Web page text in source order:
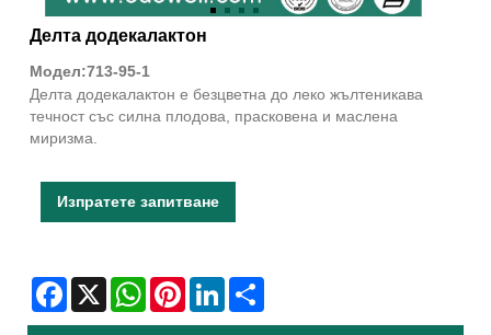
Делта додекалактон
Модел:713-95-1
Делта додекалактон е безцветна до леко жълтеникава
течност със силна плодова, прасковена и маслена
миризма.
Изпратете запитване
Facebook
X WhatsAppPinterestLinkedIn